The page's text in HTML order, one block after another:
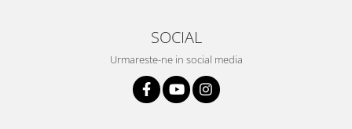
SOCIAL
Urmareste-ne in social media